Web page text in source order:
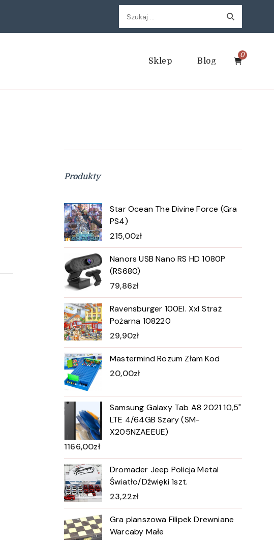
Szukaj:
Sklep Blog
0
Produkty
Star Ocean The Divine Force (Gra
PS4)
215,00zł
Nanors USB Nano RS HD 1080P
(RS680)
79,86zł
Ravensburger 100El. Xxl Straż
Pożarna 108220
29,90zł
Mastermind Rozum Złam Kod
20,00zł
Samsung Galaxy Tab A8 2021 10,5"
LTE 4/64GB Szary (SM-
X205NZAEEUE)
1166,00zł
Dromader Jeep Policja Metal
Światło/Dźwięki 1szt.
23,22zł
Gra planszowa Filipek Drewniane
Warcaby Małe